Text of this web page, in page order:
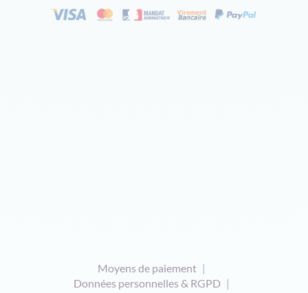
Moyens de paiement
Données personnelles & RGPD